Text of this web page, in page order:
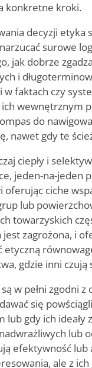
konkretne kroki.
decyzji etyka
surowe
jak dobrze
i
faktach czy
wewnętrznym
do
nawet gdy te
ciepły i
jeden-na-jeden
ciche
lub
towarzyskich
zagrożona, i
gdzie inni
w pełni zgodni
się
gdy ich
lub
efektywność lub
ale z